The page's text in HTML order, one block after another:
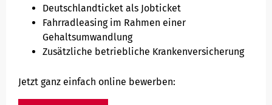
Deutschlandticket als Jobticket
Fahrradleasing im Rahmen einer
Gehaltsumwandlung
Zusätzliche betriebliche Krankenversicherung
Jetzt ganz einfach online bewerben: